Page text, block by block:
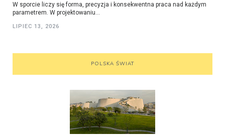
W sporcie liczy się forma, precyzja i konsekwentna praca nad każdym
parametrem. W projektowaniu...
LIPIEC 13, 2026
POLSKA ŚWIAT